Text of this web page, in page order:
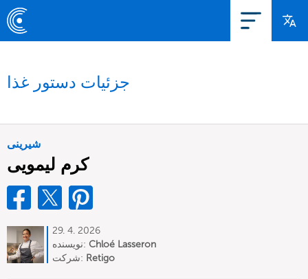
جزئیات دستور غذا
شیرینی
کرم لیمویی
29. 4. 2026
نویسنده: Chloé Lasseron
شرکت: Retigo